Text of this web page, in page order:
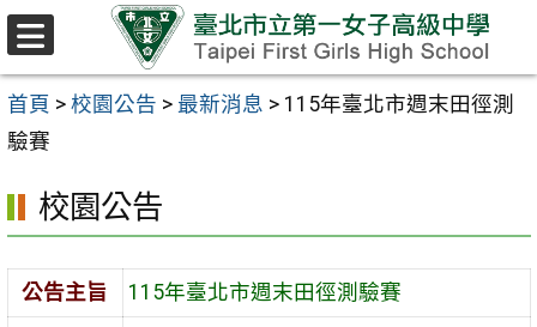
跳至主要內容區
首頁 > 校園公告 > 最新消息 > 115年臺北市週末田徑測
驗賽
校園公告
公告主旨
115年臺北市週末田徑測驗賽
選
單